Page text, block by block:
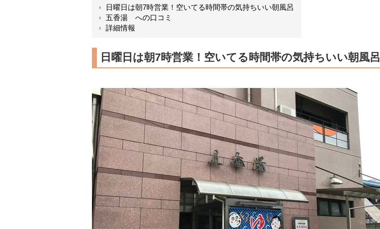
日曜日は朝7時営業！空いてる時間帯の気持ちいい朝風呂
五香湯 への口コミ
詳細情報
日曜日は朝7時営業！空いてる時間帯の気持ちいい朝風呂